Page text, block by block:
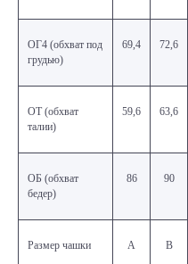
ОГ4 (обхват под
грудью)
69,4 72,6
ОТ (обхват
талии)
59,6 63,6
ОБ (обхват
бедер)
86 90
Размер чашки A B